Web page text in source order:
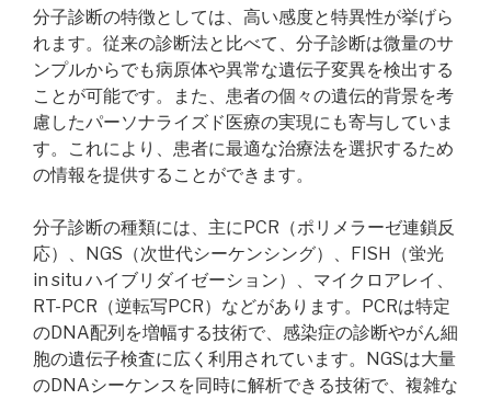
分子診断の特徴としては、高い感度と特異性が挙げら
れます。従来の診断法と比べて、分子診断は微量のサ
ンプルからでも病原体や異常な遺伝子変異を検出する
ことが可能です。また、患者の個々の遺伝的背景を考
慮したパーソナライズド医療の実現にも寄与していま
す。これにより、患者に最適な治療法を選択するため
の情報を提供することができます。
分子診断の種類には、主にPCR（ポリメラーゼ連鎖反
応）、NGS（次世代シーケンシング）、FISH（蛍光
in situ ハイブリダイゼーション）、マイクロアレイ、
RT-PCR（逆転写PCR）などがあります。PCRは特定
のDNA配列を増幅する技術で、感染症の診断やがん細
胞の遺伝子検査に広く利用されています。NGSは大量
のDNAシーケンスを同時に解析できる技術で、複雑な